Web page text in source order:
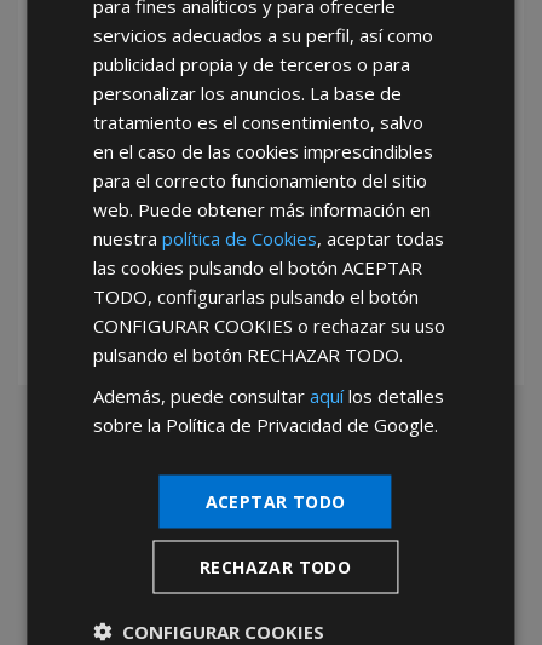
He leído y acepto laPolítica de Privacidad
*Abstenerse particulares, sólo venta a tiendas y empresas minoristas y
mayoristas.
para fines analíticos y para ofrecerle
servicios adecuados a su perfil, así como
publicidad propia y de terceros o para
personalizar los anuncios. La base de
tratamiento es el consentimiento, salvo
en el caso de las cookies imprescindibles
para el correcto funcionamiento del sitio
web. Puede obtener más información en
nuestrapolítica de Cookies, aceptar todas
las cookies pulsando el botónACEPTAR
TODO, configurarlas pulsando el botón
CONFIGURAR COOKIES o rechazar su uso
pulsando el botón RECHAZAR TODO.
Además, puede consultaraquílos detalles
sobre la Política de Privacidad de Google.
ACEPTAR TODO
RECHAZAR TODO
CONFIGURAR COOKIES